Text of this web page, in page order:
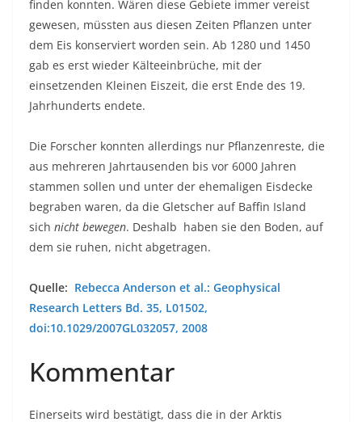
finden konnten. Wären diese Gebiete immer vereist
gewesen, müssten aus diesen Zeiten Pflanzen unter
dem Eis konserviert worden sein. Ab 1280 und 1450
gab es erst wieder Kälteeinbrüche, mit der
einsetzenden Kleinen Eiszeit, die erst Ende des 19.
Jahrhunderts endete.
Die Forscher konnten allerdings nur Pflanzenreste, die
aus mehreren Jahrtausenden bis vor 6000 Jahren
stammen sollen und unter der ehemaligen Eisdecke
begraben waren, da die Gletscher auf Baffin Island
sich nicht bewegen. Deshalb haben sie den Boden, auf
dem sie ruhen, nicht abgetragen.
Quelle: Rebecca Anderson et al.: Geophysical
Research Letters Bd. 35, L01502,
doi:10.1029/2007GL032057, 2008
Kommentar
Einerseits wird bestätigt, dass die in der Arktis